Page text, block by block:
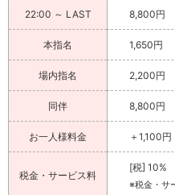
22:00 ～ LAST 8,800円
本指名 1,650円
場内指名 2,200円
同伴 8,800円
お一人様料金 ＋1,100円
税金・サービス料
[税] 10%
※税金・サ